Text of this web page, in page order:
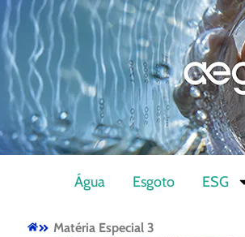
Água Esgoto ESG
Matéria Especial 3